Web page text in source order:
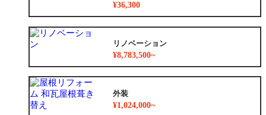
¥36,300
リノベーション
¥8,783,500~
外装
¥1,024,000~